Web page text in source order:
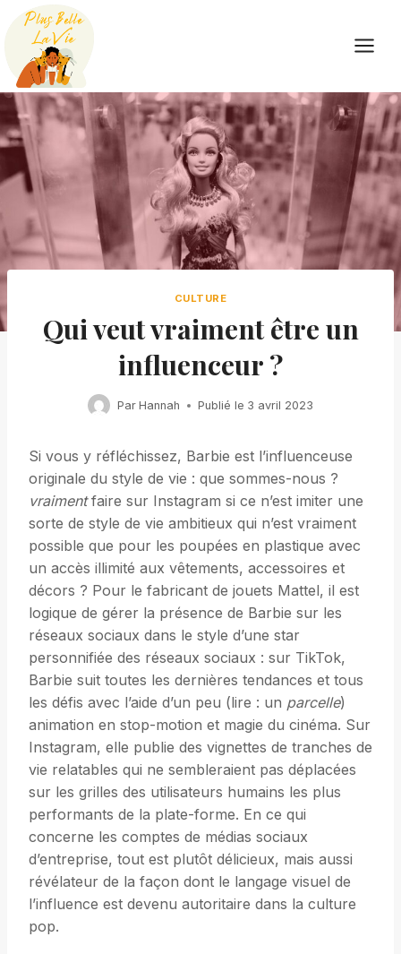
Skip
content
CULTURE
Qui veut vraiment être un
influenceur ?
Par Hannah Publié le 3 avril 2023
Si vous y réfléchissez, Barbie est l’influenceuse
originale du style de vie : que sommes-nous ?
vraimentfaire sur Instagram si ce n’est imiter une
sorte de style de vie ambitieux qui n’est vraiment
possible que pour les poupées en plastique avec
un accès illimité aux vêtements, accessoires et
décors ? Pour le fabricant de jouets Mattel, il est
logique de gérer la présence de Barbie sur les
réseaux sociaux dans le style d’une star
personnifiée des réseaux sociaux : sur TikTok,
Barbie suit toutes les dernières tendances et tous
les défis avec l’aide d’un peu (lire : un parcelle)
animation en stop-motion et magie du cinéma. Sur
Instagram, elle publie des vignettes de tranches de
vie relatables qui ne sembleraient pas déplacées
sur les grilles des utilisateurs humains les plus
performants de la plate-forme. En ce qui
concerne les comptes de médias sociaux
d’entreprise, tout est plutôt délicieux, mais aussi
révélateur de la façon dont le langage visuel de
l’influence est devenu autoritaire dans la culture
pop.